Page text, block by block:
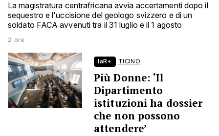
La magistratura centrafricana avvia accertamenti dopo il
sequestro e l'uccisione del geologo svizzero e di un
soldato FACA avvenuti tra il 31 luglio e il 1 agosto
2 ore
laR+ TICINO
Più Donne: ‘Il
Dipartimento
istituzioni ha dossier
che non possono
attendere’